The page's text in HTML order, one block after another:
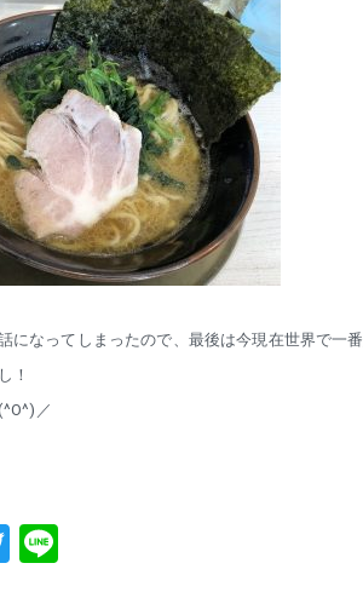
になってしまったので、最後は今現在世界で一
！
／
T